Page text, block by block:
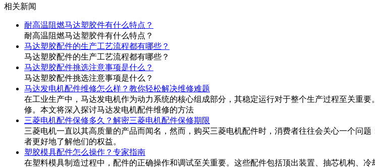
相关新闻
耐高温阻燃马达塑胶件有什么特点？
耐高温阻燃马达塑胶件有什么特点？
马达塑胶配件的生产工艺流程都有哪些？
马达塑胶配件的生产工艺流程都有哪些？
马达塑胶配件挑选注意事项是什么？
马达塑胶配件挑选注意事项是什么？
马达发电机配件维修怎么样？教你轻松解决维修难题
在工业生产中，马达发电机作为动力系统的核心组成部分，其稳定运行对于整个生产过程至关重
修。本文将深入探讨马达发电机配件维修的方法
三菱电机配件保修多久？解密三菱电机配件保修期限
三菱电机一直以其高质量的产品而闻名，然而，购买三菱电机配件时，消费者往往会关心一个问
者更好地了解他们的权益。
塑胶模具配件怎么操作？专家指南
在塑料模具制造过程中，配件的正确操作和调试至关重要。这些配件包括顶出装置、抽芯机构、